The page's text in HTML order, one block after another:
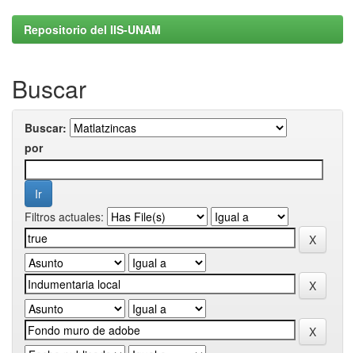
Repositorio del IIS-UNAM
Buscar
Buscar:
por
Filtros actuales: